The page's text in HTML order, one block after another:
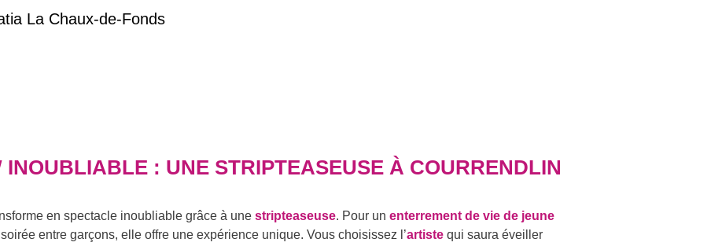
La Chaux-de-Fonds
INOUBLIABLE : UNE STRIPTEASEUSE À COURRENDLIN
en spectacle inoubliable grâce à une stripteaseuse. Pour un enterrement de vie de jeune
entre garçons, elle offre une expérience unique. Vous choisissez l’artiste qui saura éveiller